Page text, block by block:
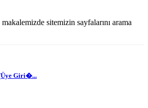
sitemizin sayfalarını arama
(Üye Giri�...